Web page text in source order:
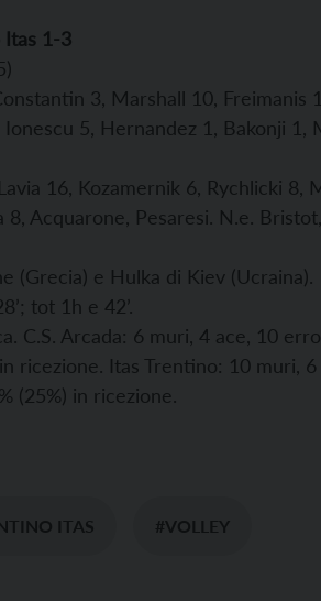
Itas 1-3
3, Marshall 10, Freimanis
Ionescu 5, Hernandez 1, Bakonji 1,
16, Kozamernik 6, Rychlicki 8,
8, Acquarone, Pesaresi. N.e.
(Grecia) e Hulka di Kiev (Ucraina).
tot 1h e 42’.
C.S. Arcada: 6 muri, 4 ace, 10
ricezione. Itas Trentino: 10 muri,
(25%) in ricezione.
ITAS #VOLLEY